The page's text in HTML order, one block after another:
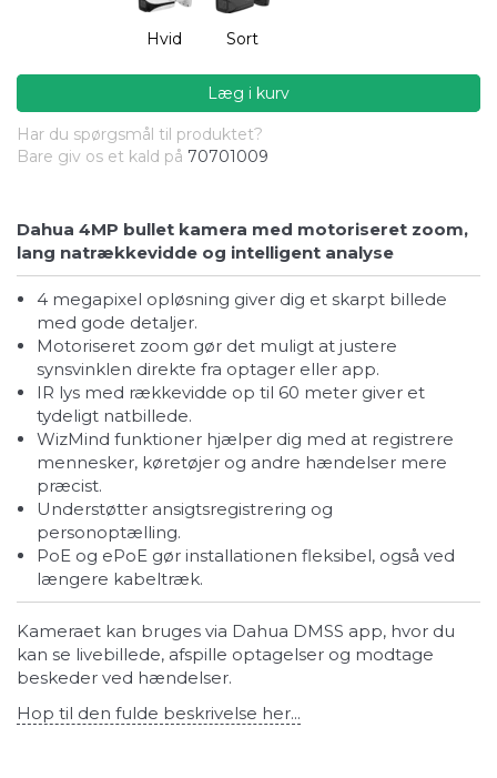
Hvid Sort
Læg i kurv
Har du spørgsmål til produktet?
Bare giv os et kald på 70701009
Dahua 4MP bullet kamera med motoriseret zoom,
lang natrækkevidde og intelligent analyse
4 megapixel opløsning giver dig et skarpt billede
med gode detaljer.
Motoriseret zoom gør det muligt at justere
synsvinklen direkte fra optager eller app.
IR lys med rækkevidde op til 60 meter giver et
tydeligt natbillede.
WizMind funktioner hjælper dig med at registrere
mennesker, køretøjer og andre hændelser mere
præcist.
Understøtter ansigtsregistrering og
personoptælling.
PoE og ePoE gør installationen fleksibel, også ved
længere kabeltræk.
Kameraet kan bruges via Dahua DMSS app, hvor du
kan se livebillede, afspille optagelser og modtage
beskeder ved hændelser.
Hop til den fulde beskrivelse her...